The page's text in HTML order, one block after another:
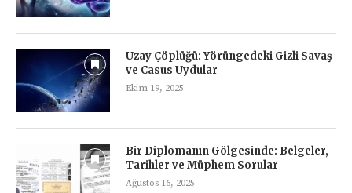
Uzay Çöplüğü: Yörüngedeki Gizli Savaş
ve Casus Uydular
Ekim 19, 2025
Bir Diplomanın Gölgesinde: Belgeler,
Tarihler ve Müphem Sorular
Ağustos 16, 2025